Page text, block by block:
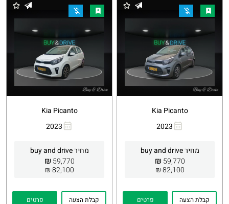
Kia Picanto
2023
מחיר buy and drive
59,770
₪
82,100 ₪
Whatsapp
קבלת הצעה פרטים
Kia Picanto
2023
מחיר buy and drive
59,770
₪
82,100 ₪
Whatsapp
קבלת הצעה פרטים